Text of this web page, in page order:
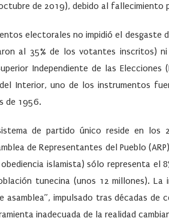
de 2019), debido al
electorales no impidió el desgaste
al 35% de los votantes inscritos)
Independiente de las
Interior, uno de los instrumentos
de 1956.
de partido único reside en los
de Representantes del Pueblo
obediencia islamista) sólo representa
tunecina (unos 12 millones).
asamblea”, impulsado tras décadas
inadecuada de la realidad